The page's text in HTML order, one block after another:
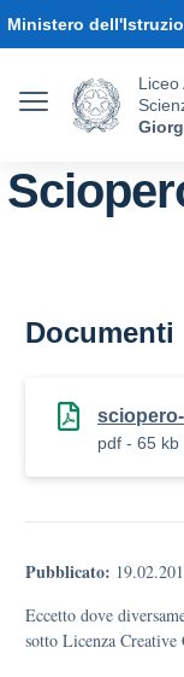
Ministero
Liceo
Documenti
pdf - 65 kb
Pubblicato:
Eccetto dove
sotto Licenza